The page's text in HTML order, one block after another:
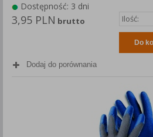
Dostępność: 3 dni
3,95 PLN brutto
Do
Dodaj do porównania